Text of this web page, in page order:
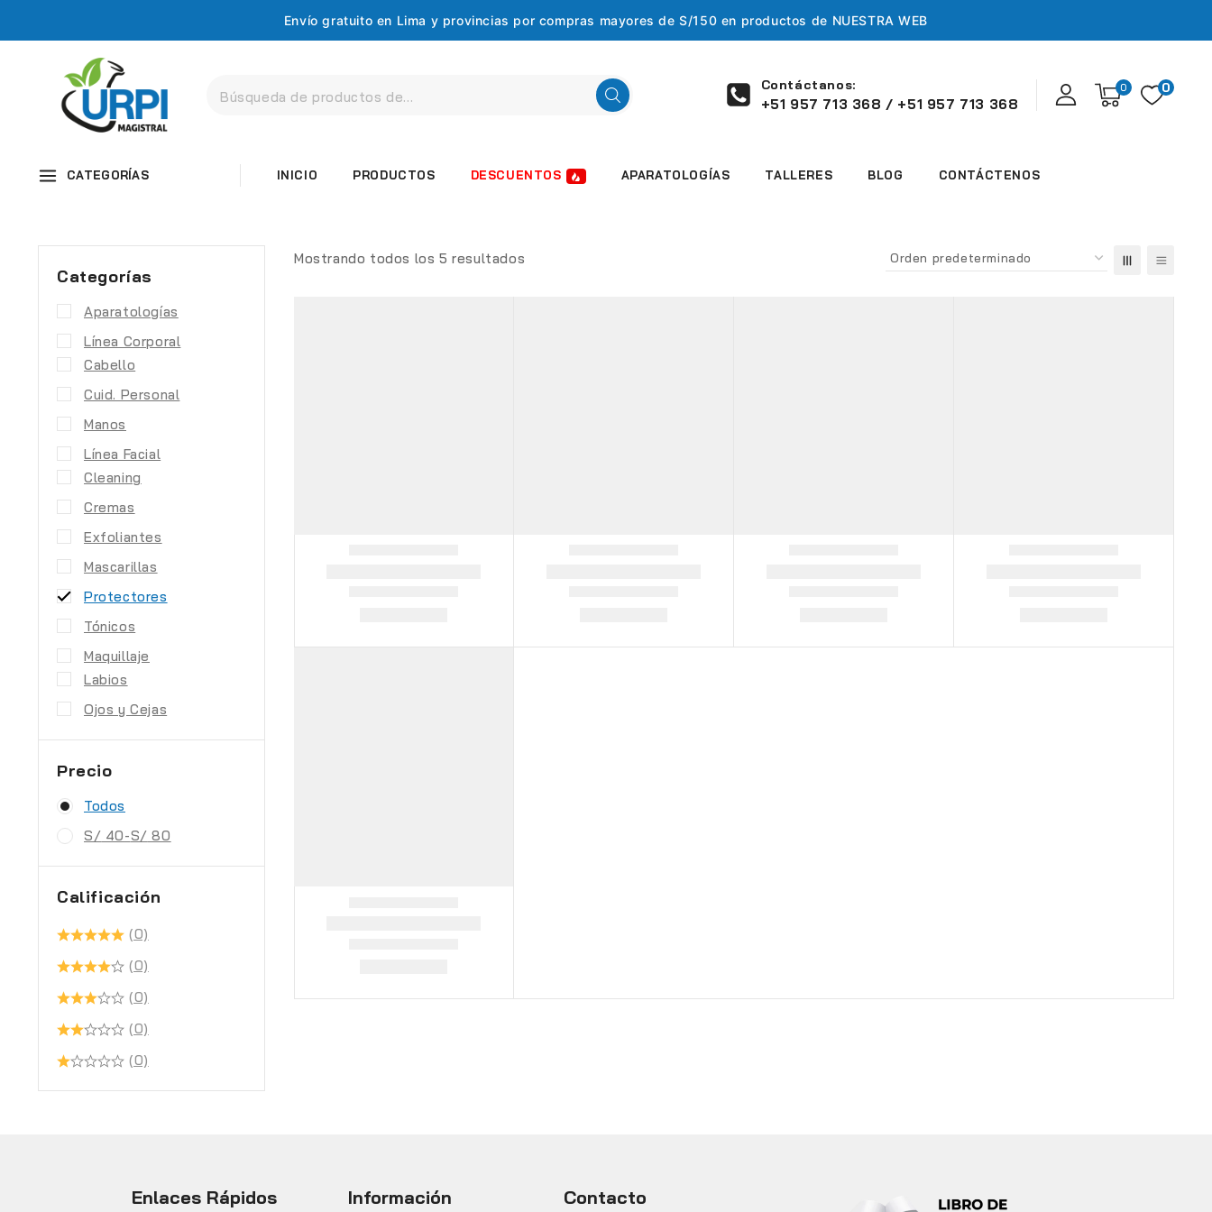
Envío gratuito en Lima y provincias por compras mayores de S/150 en productos de NUESTRA WEB
Contáctanos:
+51 957 713 368 / +51 957 713 368
0 0
CATEGORÍAS INICIO PRODUCTOS DESCUENTOS APARATOLOGÍAS TALLERES BLOG CONTÁCTENOS
Mostrando todos los5 resultados
Categorías
Aparatologías
Línea Corporal
Cabello
Cuid. Personal
Manos
Línea Facial
Cleaning
Cremas
Exfoliantes
Mascarillas
Protectores
Tónicos
Maquillaje
Labios
Ojos y Cejas
Precio
Todos
S/ 40-S/ 80
Calificación
(0)
(0)
(0)
(0)
(0)
Enlaces Rápidos Información Contacto